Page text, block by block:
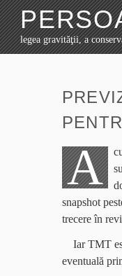
legea gravităţii, a
A
snapshot
trecere în
Iar TMT
eventuală